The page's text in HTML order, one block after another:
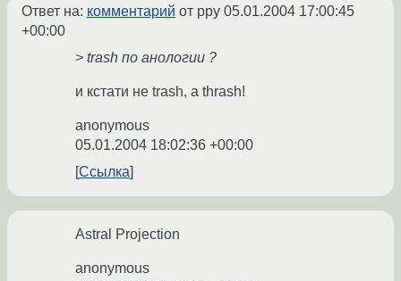
Ответ на: комментарий от ppy 05.01.2004 17:00:45
+00:00
> trash по анологии ?
и кстати не trash, а thrash!
anonymous
05.01.2004 18:02:36 +00:00
Ссылка
Astral Projection
anonymous